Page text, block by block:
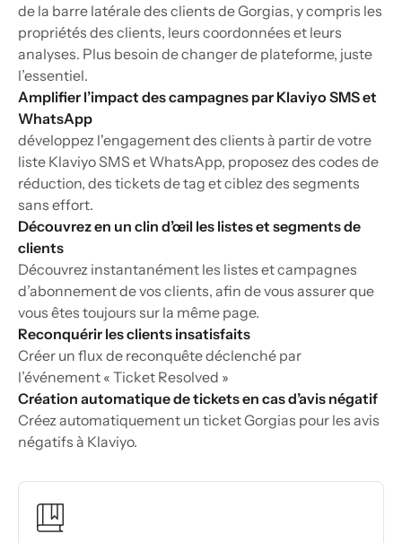
de la barre latérale des clients de Gorgias, y compris les
propriétés des clients, leurs coordonnées et leurs
analyses. Plus besoin de changer de plateforme, juste
l’essentiel.
Amplifier l’impact des campagnes par Klaviyo SMS et
WhatsApp
développez l'engagement des clients à partir de votre
liste Klaviyo SMS et WhatsApp, proposez des codes de
réduction, des tickets de tag et ciblez des segments
sans effort.
Découvrez en un clin d’œil les listes et segments de
clients
Découvrez instantanément les listes et campagnes
d’abonnement de vos clients, afin de vous assurer que
vous êtes toujours sur la même page.
Reconquérir les clients insatisfaits
Créer un flux de reconquête déclenché par
l’événement « Ticket Resolved »
Création automatique de tickets en cas d’avis négatif
Créez automatiquement un ticket Gorgias pour les avis
négatifs à Klaviyo.